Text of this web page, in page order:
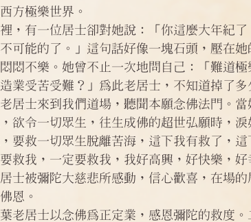
方極樂世界。
，有一位居士卻對她說：「你這麼大年紀
可能的了。」這句話好像一塊石頭，壓在
悶不樂。她曾不止一次地問自己：「難道
業受苦受難？」為此老居士，不知道掉了多
士來到我們道場，聽聞本願念佛法門。當
欲令一切眾生，往生成佛的超世弘願時，淚
，要救一切眾生脫離苦海，這下我有救了，
救我，一定要救我，我好高興，好快樂，
士被彌陀大慈悲所感動，信心歡喜，在場的
恩。
葉老居士以念佛為正定業，感恩彌陀的救